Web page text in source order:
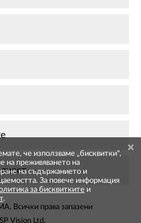
Всички права запазени
SP Vision Ltd.
че използваме „бисквитки",
на преживяването на
на съдържанието и
За повече информация
за бисквитките и
.